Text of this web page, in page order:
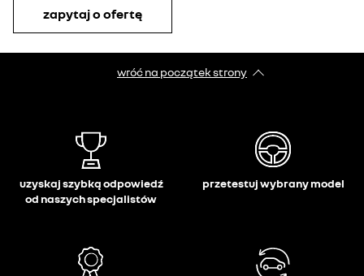
zapytaj o ofertę
wróć na początek strony
uzyskaj szybką odpowiedź
od naszych specjalistów
przetestuj wybrany model